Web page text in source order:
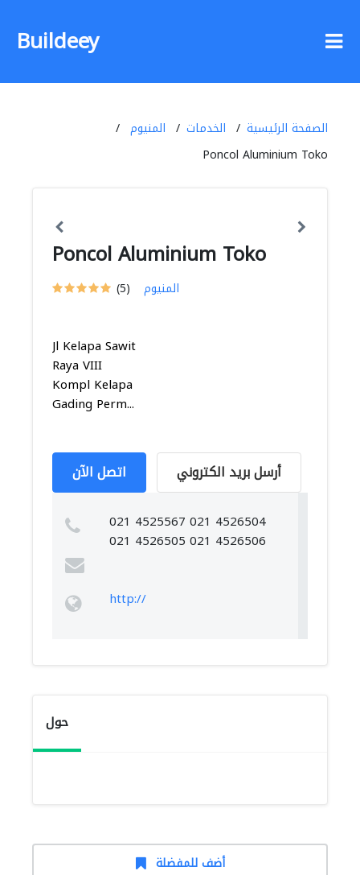
Buildeey
الصفحة الرئيسية الخدمات
المنيوم
Poncol Aluminium Toko
Poncol Aluminium Toko
(5) المنيوم
Jl Kelapa Sawit
Raya VIII
Kompl Kelapa
Gading Perm...
اتصل الآن أرسل بريد الكتروني
021 4525567 021 4526504
021 4526505 021 4526506
http://
حول
أضف للمفضلة